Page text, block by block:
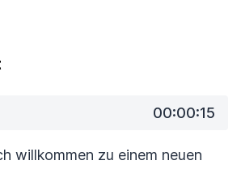
00:00:15
willkommen zu einem neuen